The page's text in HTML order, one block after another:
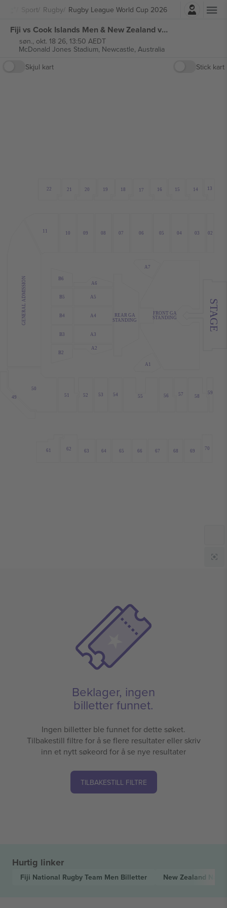
Sport Rugby Rugby League World Cup 2026
Logg Inn
Fiji vs Cook Islands Men & New Zealand vs Fiji Women Rugby League World Cup 2026 billetter
søn., okt. 18 26, 13:50 AEDT
McDonald Jones Stadium, Newcastle, Australia
Skjul kart
Stick kart
A1
A2
A3
A4
A5
A6
B6
B5
B4
B3
B2
A7
02
03
04
05
06
07
08
09
10
11
59
58
57
56
55
54
53
52
51
50
49
13
14
15
16
17
18
19
20
21
22
70
69
68
67
66
65
64
63
62
61
FRONT GA
STANDING
REAR GA
STANDING
GENERAL ADMISSION STAGE
Beklager, ingen
billetter funnet.
Ingen billetter ble funnet for dette søket.
Tilbakestill filtre for å se flere resultater eller skriv
inn et nytt søkeord for å se nye resultater
TILBAKESTILL FILTRE
Hurtig linker
Fiji National Rugby Team Men Billetter New Zealand